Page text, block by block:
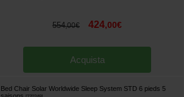
554,00€ 424,00€
Acquista
Bed Chair Solar Worldwide Sleep System STD 6 pieds 5